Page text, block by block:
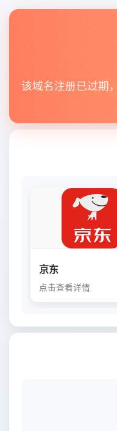
该域名注册已过期
京东
点击查看详情